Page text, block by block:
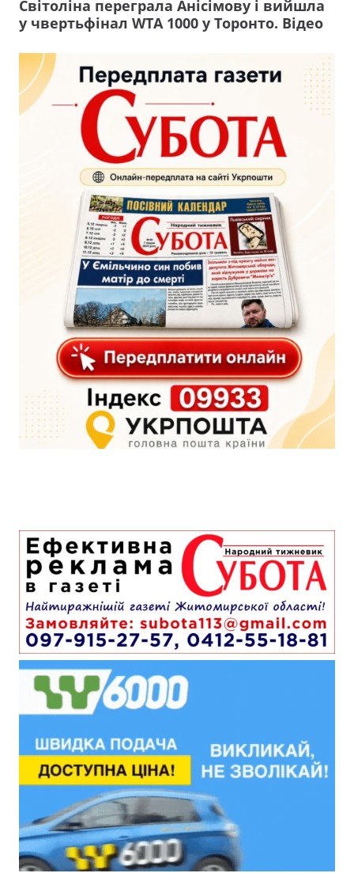
Світоліна переграла Анісімову і вийшла
у чвертьфінал WTA 1000 у Торонто. Відео